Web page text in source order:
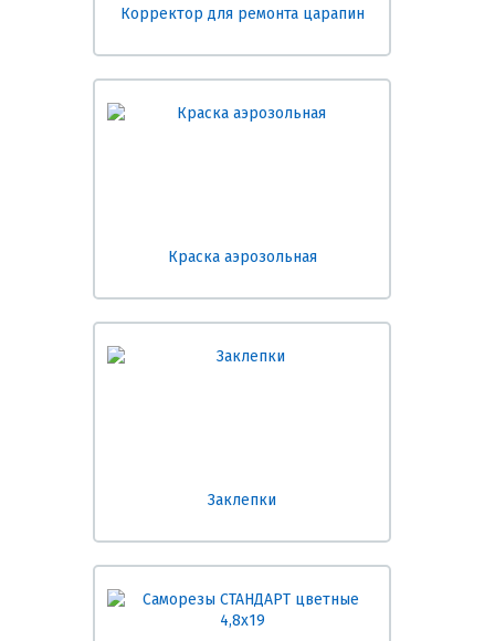
Корректор для ремонта царапин
Краска аэрозольная
Заклепки